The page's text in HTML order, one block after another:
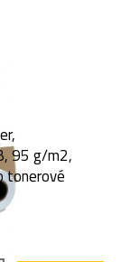
95 g/m2,
tonerové